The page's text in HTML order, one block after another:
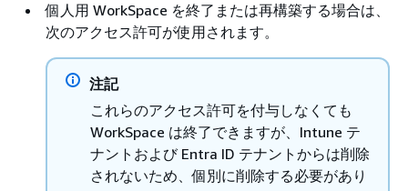
個人用 WorkSpace を終了または再構築する場合は、
次のアクセス許可が使用されます。
注記
これらのアクセス許可を付与しなくても
WorkSpace は終了できますが、Intune テ
ナントおよび Entra ID テナントからは削除
されないため、個別に削除する必要があり